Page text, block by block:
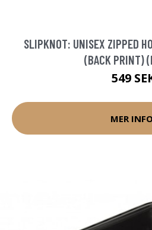
SLIPKNOT: UNISEX ZIPPED
(BACK PRINT)
549
MER